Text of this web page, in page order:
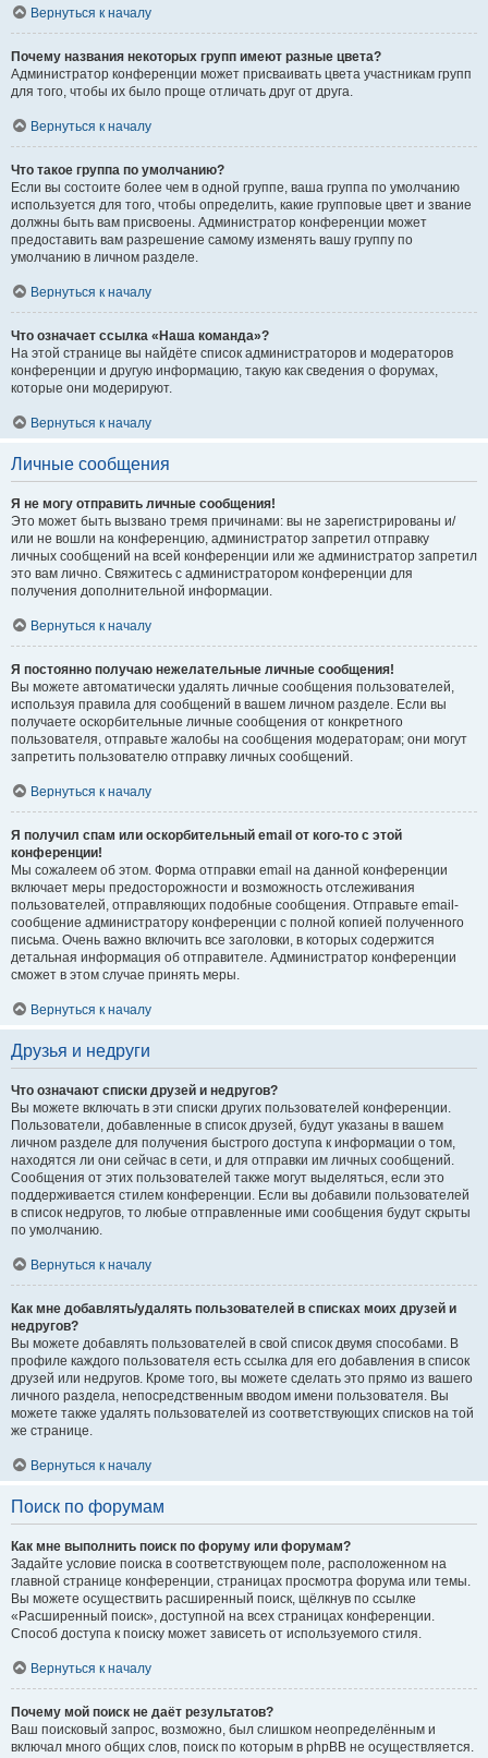
Вернуться к началу
Почему названия некоторых групп имеют разные цвета?
Администратор конференции может присваивать цвета участникам групп
для того, чтобы их было проще отличать друг от друга.
Вернуться к началу
Что такое группа по умолчанию?
Если вы состоите более чем в одной группе, ваша группа по умолчанию
используется для того, чтобы определить, какие групповые цвет и звание
должны быть вам присвоены. Администратор конференции может
предоставить вам разрешение самому изменять вашу группу по
умолчанию в личном разделе.
Вернуться к началу
Что означает ссылка «Наша команда»?
На этой странице вы найдёте список администраторов и модераторов
конференции и другую информацию, такую как сведения о форумах,
которые они модерируют.
Вернуться к началу
Личные сообщения
Я не могу отправить личные сообщения!
Это может быть вызвано тремя причинами: вы не зарегистрированы и/
или не вошли на конференцию, администратор запретил отправку
личных сообщений на всей конференции или же администратор запретил
это вам лично. Свяжитесь с администратором конференции для
получения дополнительной информации.
Вернуться к началу
Я постоянно получаю нежелательные личные сообщения!
Вы можете автоматически удалять личные сообщения пользователей,
используя правила для сообщений в вашем личном разделе. Если вы
получаете оскорбительные личные сообщения от конкретного
пользователя, отправьте жалобы на сообщения модераторам; они могут
запретить пользователю отправку личных сообщений.
Вернуться к началу
Я получил спам или оскорбительный email от кого-то с этой
конференции!
Мы сожалеем об этом. Форма отправки email на данной конференции
включает меры предосторожности и возможность отслеживания
пользователей, отправляющих подобные сообщения. Отправьте email-
сообщение администратору конференции с полной копией полученного
письма. Очень важно включить все заголовки, в которых содержится
детальная информация об отправителе. Администратор конференции
сможет в этом случае принять меры.
Вернуться к началу
Друзья и недруги
Что означают списки друзей и недругов?
Вы можете включать в эти списки других пользователей конференции.
Пользователи, добавленные в список друзей, будут указаны в вашем
личном разделе для получения быстрого доступа к информации о том,
находятся ли они сейчас в сети, и для отправки им личных сообщений.
Сообщения от этих пользователей также могут выделяться, если это
поддерживается стилем конференции. Если вы добавили пользователей
в список недругов, то любые отправленные ими сообщения будут скрыты
по умолчанию.
Вернуться к началу
Как мне добавлять/удалять пользователей в списках моих друзей и
недругов?
Вы можете добавлять пользователей в свой список двумя способами. В
профиле каждого пользователя есть ссылка для его добавления в список
друзей или недругов. Кроме того, вы можете сделать это прямо из вашего
личного раздела, непосредственным вводом имени пользователя. Вы
можете также удалять пользователей из соответствующих списков на той
же странице.
Вернуться к началу
Поиск по форумам
Как мне выполнить поиск по форуму или форумам?
Задайте условие поиска в соответствующем поле, расположенном на
главной странице конференции, страницах просмотра форума или темы.
Вы можете осуществить расширенный поиск, щёлкнув по ссылке
«Расширенный поиск», доступной на всех страницах конференции.
Способ доступа к поиску может зависеть от используемого стиля.
Вернуться к началу
Почему мой поиск не даёт результатов?
Ваш поисковый запрос, возможно, был слишком неопределённым и
включал много общих слов, поиск по которым в phpBB не осуществляется.